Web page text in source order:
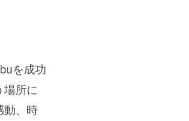
を成功
場所に
動、時